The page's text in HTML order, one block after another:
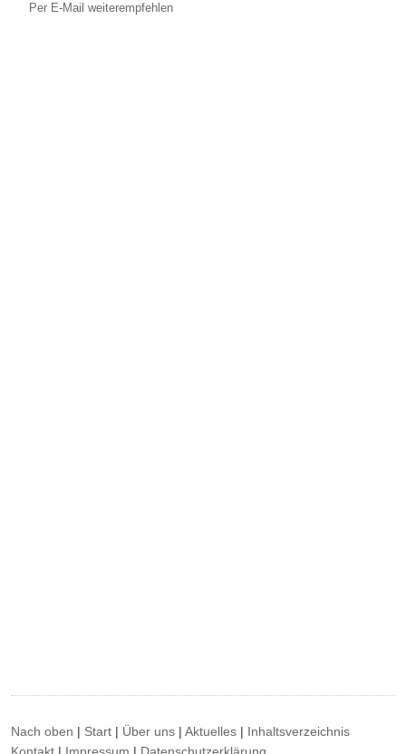
Per E-Mail weiterempfehlen
Nach oben | Start | Über uns |Aktuelles | Inhaltsverzeichnis